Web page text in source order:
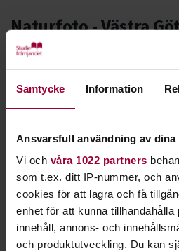
Samtycke Information
Ansvarsfull användning av
Vi och våra 1022 partners
som t.ex. ditt IP-nummer, och
cookies för att lagra och få
enhet för att kunna
innehåll, annons- och
och produktutveckling. Du kan
Naturfoto - Västra
Drömmer du om att kunna
som tar andan ur folk?
Att ta bilder ute i det fria
kreativitet.
Att ta bilder ute i naturen ger
experimentera och laborera med
komposition.
Motiven kan vara allt från vilda
det där underbart vackra
gör nytt.